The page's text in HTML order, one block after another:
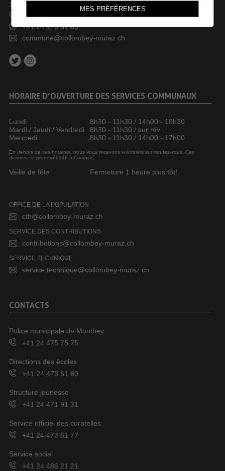
1868 Collombey
+41 24 473 61 61
+41 24 473 61 69
commune@collombey-muraz.ch
HORAIRE D’OUVERTURE DES SERVICES COMMUNAUX
Lundi
8h30 - 11h30 / 14h00 - 18h30
Mardi / Jeudi / Vendredi
8h30 - 11h30 / sur rdv
Mercredi
8h30 - 11h30 / 14h00 - 17h00
En dehors de ces horaires, nous vous recevons volontiers sur rendez-vous. Ces
derniers se prennent 24h à l’avance.
Veille de fête Fermeture 1 heure plus tôt!
OFFICE DE LA POPULATION
cth@collombey-muraz.ch
SERVICE DES CONTRIBUTIONS
contributions@collombey-muraz.ch
SERVICE TECHNIQUE
service.technique@collombey-muraz.ch
CONTACTS
Police municipale de Monthey
+41 24 475 75 75
Directions des écoles
+41 24 473 61 80
Structure jeunesse
+41 24 471 91 31
Service officiel des curatelles
+41 24 473 61 77
Service social
+41 24 486 21 21
MES PRÉFÉRENCES